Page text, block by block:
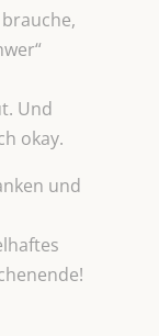
Und
okay.
und